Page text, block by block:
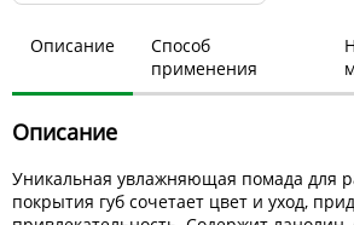
Описание
Способ
применения
Описание
Уникальная увлажняющая помада для
покрытия губ сочетает цвет и уход,